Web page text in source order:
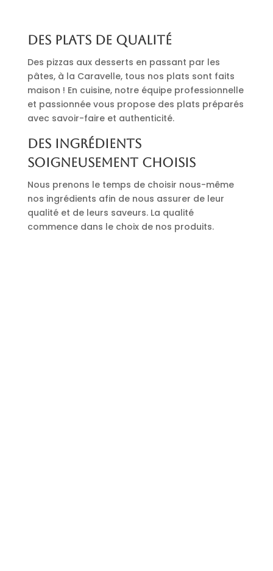
Des plats de qualité
Des pizzas aux desserts en passant par les
pâtes, à la Caravelle, tous nos plats sont faits
maison ! En cuisine, notre équipe professionnelle
et passionnée vous propose des plats préparés
avec savoir-faire et authenticité.
Des ingrédients
soigneusement choisis
Nous prenons le temps de choisir nous-même
nos ingrédients afin de nous assurer de leur
qualité et de leurs saveurs. La qualité
commence dans le choix de nos produits.